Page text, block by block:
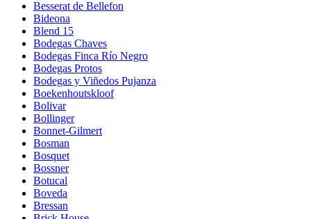
Besserat de Bellefon
Bideona
Blend 15
Bodegas Chaves
Bodegas Finca Río Negro
Bodegas Protos
Bodegas y Viñedos Pujanza
Boekenhoutskloof
Bolivar
Bollinger
Bonnet-Gilmert
Bosman
Bosquet
Bossner
Botucal
Boveda
Bressan